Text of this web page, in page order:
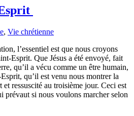
, Vie chrétienne
l’essentiel est que nous croyons
Esprit. Que Jésus a été envoyé, fait
qu’il a vécu comme un être humain,
qu’il est venu nous montrer la
ressuscité au troisième jour. Ceci est
prévaut si nous voulons marcher selon